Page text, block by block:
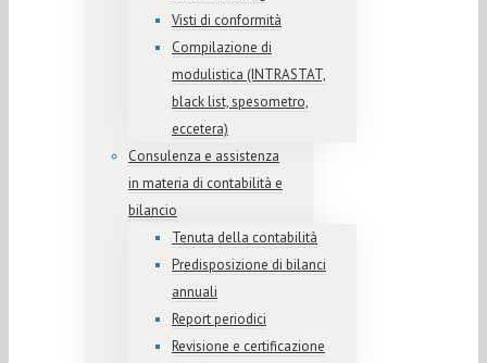
Visti di conformità
Compilazione di
modulistica (INTRASTAT,
black list, spesometro,
eccetera)
Consulenza e assistenza
in materia di contabilità e
bilancio
Tenuta della contabilità
Predisposizione di bilanci
annuali
Report periodici
Revisione e certificazione